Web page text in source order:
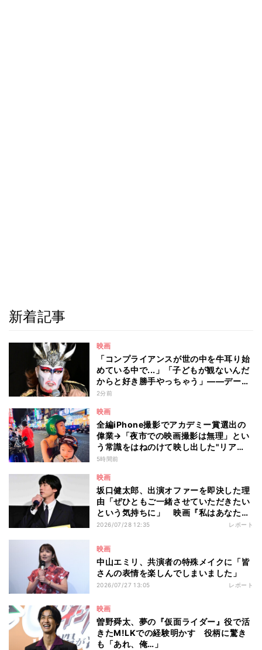
新着記事
映画
「コンプライアンスが世の中を牛耳り始
めている中で...」「子どもが観ないんだ
からと好き勝手やっちゃう」――デーモ
ン閣下が語る映画『レディ・オア・ノッ
2分前
映画
全編iPhone撮影でアカデミー賞選出の
偉業→「夜市での映画撮影は無理」とい
う常識をはねのけて映し出した"リア
ル"とは――ツォウ監督が語る映画『左
5時間前
映画
坂口健太郎、出演オファーを即決した理
由「ぜひともご一緒させていただきたい
という気持ちに」 映画『私はあなたを
知らない、』完成披露舞台挨拶
2026/07/28 12:35 レポート
映画
中山エミリ、共演者の特殊メイクに「皆
さんの表情を楽しんでしまいました」
2026/07/27 13:05 レポート
映画
曽野舜太、夢の『仮面ライダー』役で活
きたM!LKでの経験明かす 役柄に驚き
も「あれ、俺…」